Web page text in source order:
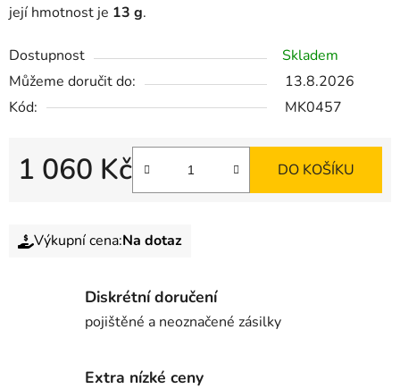
její hmotnost je 13 g.
Dostupnost
Skladem
Můžeme doručit do:
13.8.2026
Kód:
MK0457
1 060 Kč DO KOŠÍKU
Výkupní cena:Na dotaz
Diskrétní doručení
pojištěné a neoznačené zásilky
Extra nízké ceny